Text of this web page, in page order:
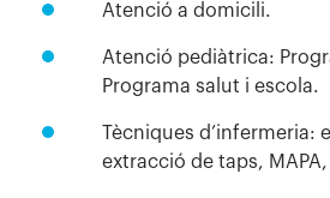
Atenció a domicili.
Atenció pediàtrica:
Programa salut i escola.
Tècniques d’infermeria:
extracció de taps,